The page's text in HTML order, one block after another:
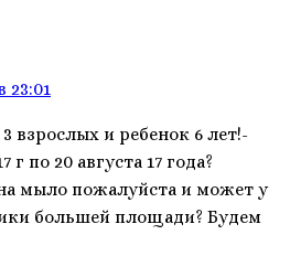
23:01
взрослых и ребенок 6 лет!-
г по 20 августа 17 года?
мыло пожалуйста и может у
большей площади? Будем